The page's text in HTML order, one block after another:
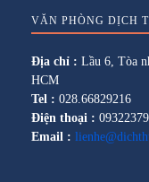
VĂN PHÒNG DỊCH
Địa chỉ : Lầu 6, Tòa
HCM
Tel : 028.66829216
Điện thoại :
Email :